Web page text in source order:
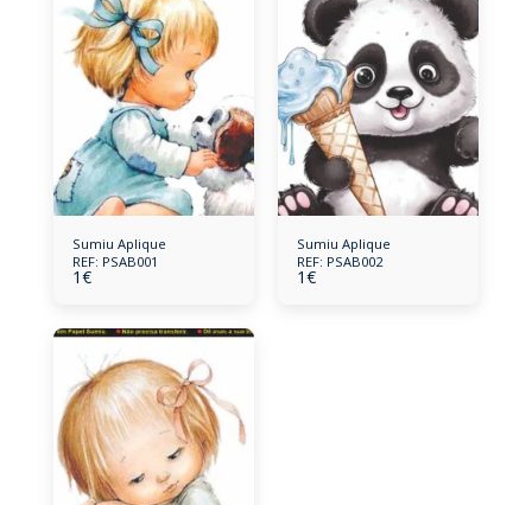
Sumiu Aplique
REF: PSAB001
1€
Sumiu Aplique
REF: PSAB002
1€